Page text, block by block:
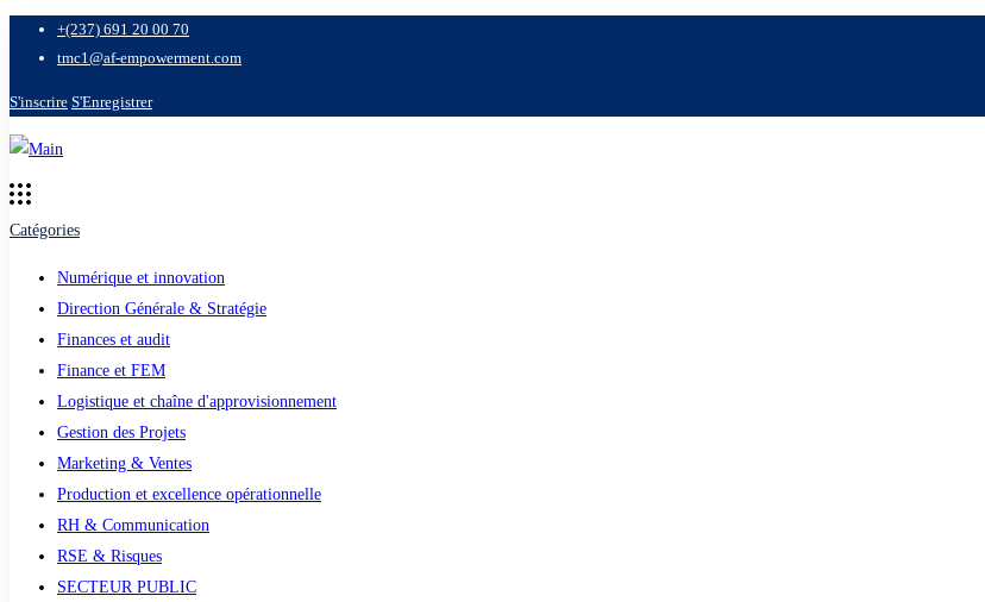
+(237) 691 20 00 70
tmc1@af-empowerment.com
S'inscrire S'Enregistrer
Catégories
Numérique et innovation
Direction Générale & Stratégie
Finances et audit
Finance et FEM
Logistique et chaîne d'approvisionnement
Gestion des Projets
Marketing & Ventes
Production et excellence opérationnelle
RH & Communication
RSE & Risques
SECTEUR PUBLIC